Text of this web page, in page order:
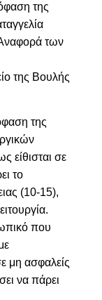
της
των
της Βουλής
της
είθισται σε
το
(10-15),
που
μη ασφαλείς
να πάρει